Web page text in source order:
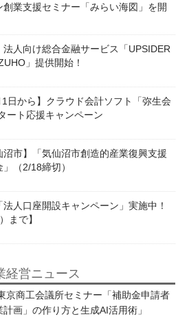
創業支援セミナー「みらい海図」を開
法人向け総合金融サービス「UPSIDER
」提供開始！
1日から】クラウド会計ソフト「弥生会
ート応援キャンペーン
沼市】「気仙沼市創造的産業復興支援
（2/18締切）
人口座開設キャンペーン」実施中！
まで】
経営ニュース
京商工会議所セミナー「補助金申請者
画」の作り方と生成AI活用術」